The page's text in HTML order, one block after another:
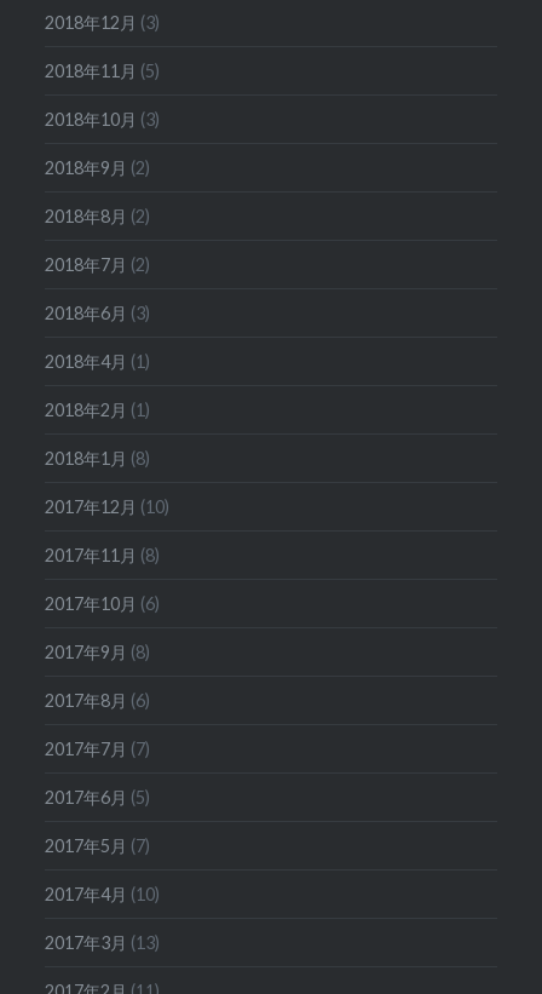
2018年12月 (3)
2018年11月 (5)
2018年10月 (3)
2018年9月 (2)
2018年8月 (2)
2018年7月 (2)
2018年6月 (3)
2018年4月 (1)
2018年2月 (1)
2018年1月 (8)
2017年12月 (10)
2017年11月 (8)
2017年10月 (6)
2017年9月 (8)
2017年8月 (6)
2017年7月 (7)
2017年6月 (5)
2017年5月 (7)
2017年4月 (10)
2017年3月 (13)